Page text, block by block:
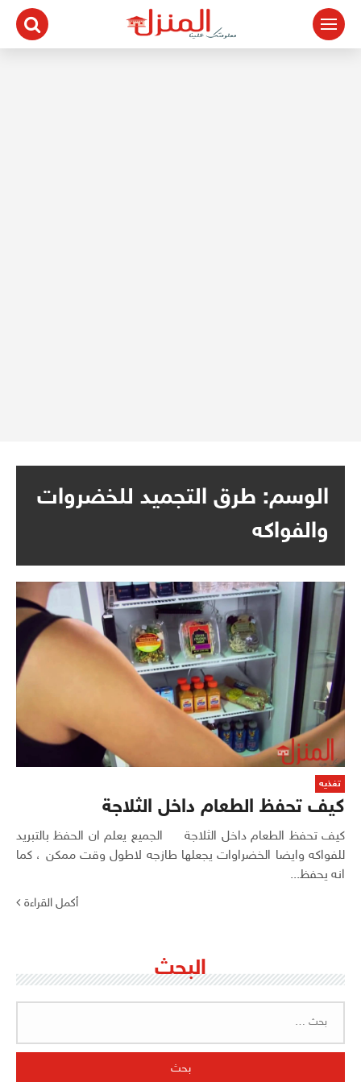
التجاوز
المحتوى
الوسم: طرق التجميد للخضروات
والفواكه
تغذيه
كيف تحفظ الطعام داخل الثلاجة
كيف تحفظ الطعام داخل الثلاجة الجميع يعلم ان الحفظ بالتبريد
للفواكه وايضا الخضراوات يجعلها طازجه لاطول وقت ممكن ، كما
انه يحفظ...
أكمل القراءة
البحث